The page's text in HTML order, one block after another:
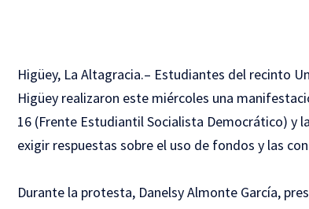
Higüey, La Altagracia.– Estudiantes del recinto
Higüey realizaron este miércoles una
16 (Frente Estudiantil Socialista Democrático) y
exigir respuestas sobre el uso de fondos y las
Durante la protesta, Danelsy Almonte García,